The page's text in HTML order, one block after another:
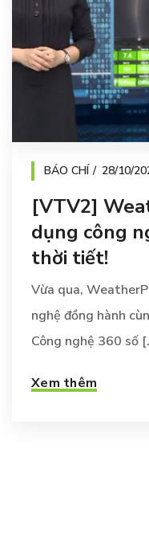
BÁO CHÍ 28/10/
[VTV2]
dụng công
thời tiết!
Vừa qua,
nghệ đồng hành
Công nghệ 360 số
Xem thêm